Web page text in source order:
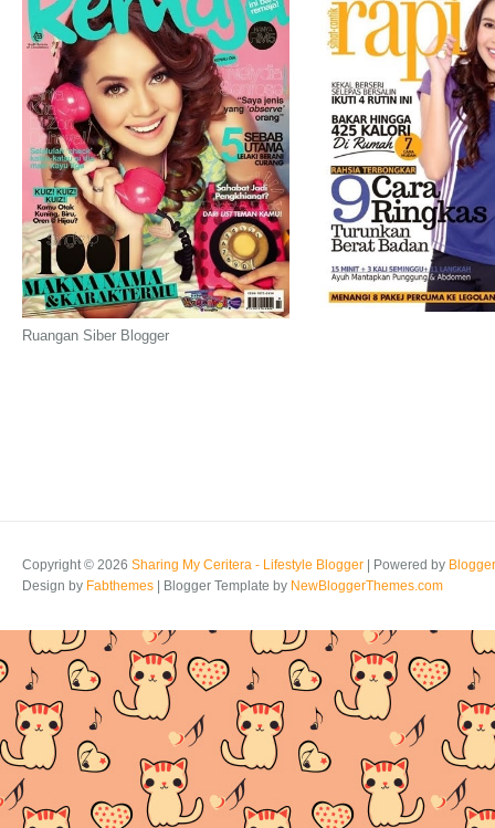
Ruangan Siber Blogger
Copyright © 2026 Sharing My Ceritera - Lifestyle Blogger | Powered by Blogger
Design by Fabthemes | Blogger Template by NewBloggerThemes.com